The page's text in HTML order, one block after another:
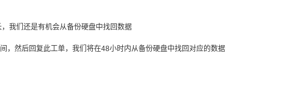
我们还是有机会从备份硬盘中找回数据
，然后回复此工单，我们将在48小时内从备份硬盘中找回对应的数据